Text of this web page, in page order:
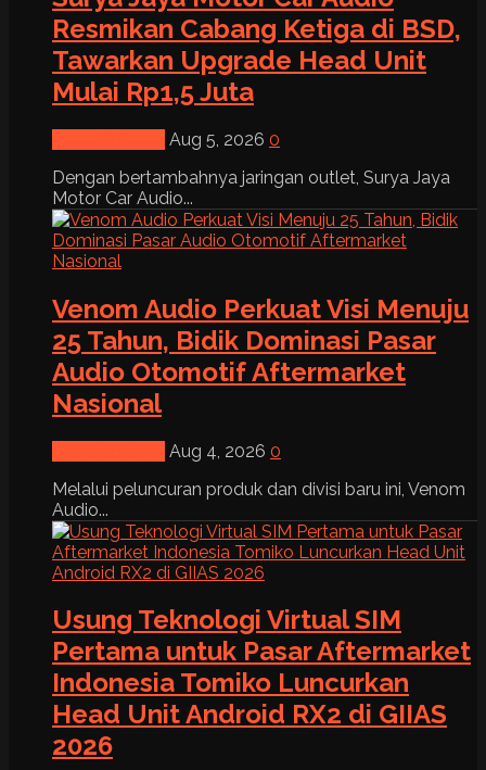
Resmikan Cabang Ketiga di BSD,
Tawarkan Upgrade Head Unit
Mulai Rp1,5 Juta
Aug 5, 2026 0
Dengan bertambahnya jaringan outlet, Surya Jaya
Motor Car Audio...
Venom Audio Perkuat Visi Menuju
25 Tahun, Bidik Dominasi Pasar
Audio Otomotif Aftermarket
Nasional
Aug 4, 2026 0
Melalui peluncuran produk dan divisi baru ini, Venom
Audio...
Usung Teknologi Virtual SIM
Pertama untuk Pasar Aftermarket
Indonesia Tomiko Luncurkan
Head Unit Android RX2 di GIIAS
2026